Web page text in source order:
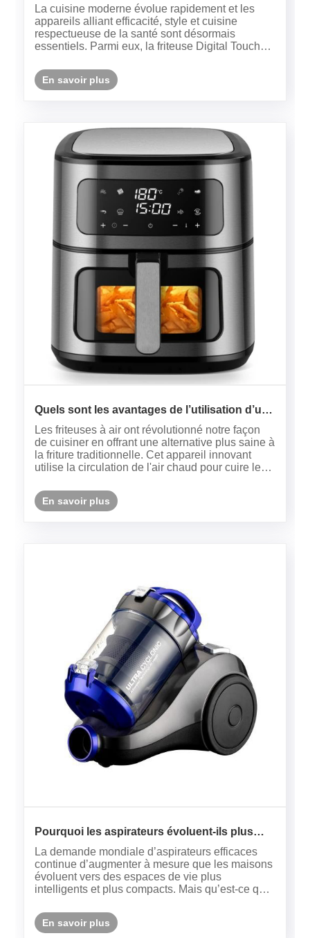
numérique de 8 L ?
​La cuisine moderne évolue rapidement et les
appareils alliant efficacité, style et cuisine
respectueuse de la santé sont désormais
essentiels. Parmi eux, la friteuse Digital Touch
se distingue comme un choix de premier ordre
pour les familles et les ama......
En savoir plus
Quels sont les avantages de l’utilisation d’une
friteuse à air pour une cuisine plus saine ?
Les friteuses à air ont révolutionné notre façon
de cuisiner en offrant une alternative plus saine à
la friture traditionnelle. Cet appareil innovant
utilise la circulation de l'air chaud pour cuire les
sans avoir besoin d'excès d'huile. Que vous
prép......
En savoir plus
Pourquoi les aspirateurs évoluent-ils plus
rapidement que jamais ?
La demande mondiale d’aspirateurs efficaces
continue d’augmenter à mesure que les maisons
évoluent vers des espaces de vie plus
intelligents et plus compacts. Mais qu’est-ce qui
réponse réside dans une combinaison de force
d’aspiration, de précision de fil......
En savoir plus